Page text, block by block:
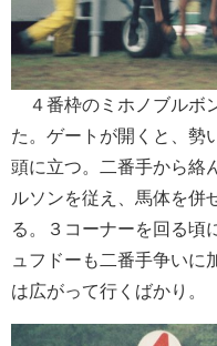
４番枠のミホノブルボ
た。ゲートが開くと、勢
頭に立つ。二番手から絡
ルソンを従え、馬体を併
る。３コーナーを回る頃
ュフドーも二番手争いに
は広がって行くばかり。